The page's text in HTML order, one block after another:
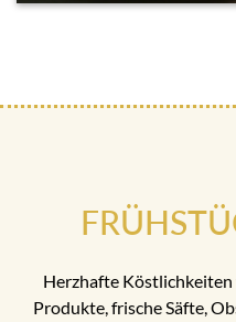
Herzhafte Köstlichkeiten
Produkte, frische Säfte,